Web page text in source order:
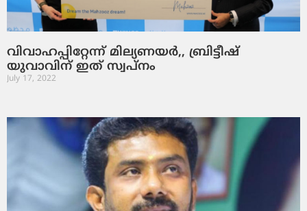
വിവാഹപ്പിറ്റേന്ന് മില്യണയര്‍,, ബ്രിട്ടീഷ്
യുവാവിന് ഇത് സ്വപ്‌നം
July 17, 2022